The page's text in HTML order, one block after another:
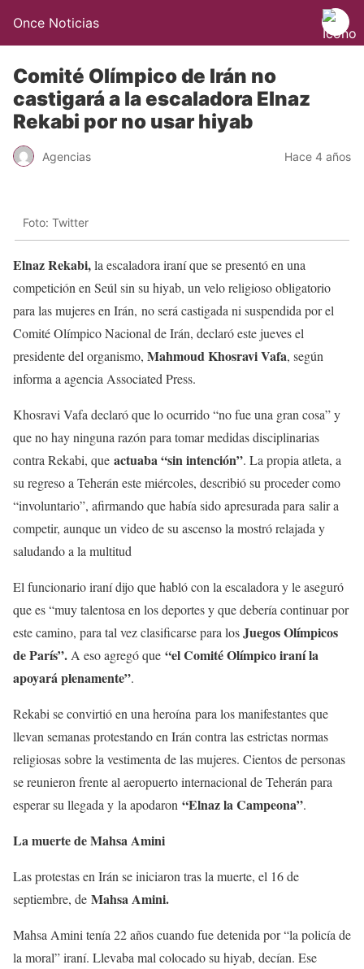
Once Noticias
Comité Olímpico de Irán no
castigará a la escaladora Elnaz
Rekabi por no usar hiyab
Agencias Hace 4 años
Foto: Twitter
Elnaz Rekabi,la escaladora iraní que se presentó en una
competición en Seúl sin su hiyab, un velo religioso obligatorio
para las mujeres en Irán, no será castigada ni suspendida por el
Comité Olímpico Nacional de Irán, declaró este jueves el
presidente del organismo, Mahmoud Khosravi Vafa, según
informa a agencia Associated Press.
Khosravi Vafa declaró que lo ocurrido “no fue una gran cosa” y
que no hay ninguna razón para tomar medidas disciplinarias
contra Rekabi, que actuaba “sin intención”. La propia atleta, a
su regreso a Teherán este miércoles, describió su proceder como
“involuntario”, afirmando que había sido apresurada para salir a
competir, aunque un video de su ascenso la mostró relajada y
saludando a la multitud
El funcionario iraní dijo que habló con la escaladora y le aseguró
que es “muy talentosa en los deportes y que debería continuar por
este camino, para tal vez clasificarse para losJuegos Olímpicos
de París”. A eso agregó que “el Comité Olímpico iraní la
apoyará plenamente”.
Rekabi se convirtió en una heroína para los manifestantes que
llevan semanas protestando en Irán contra las estrictas normas
religiosas sobre la vestimenta de las mujeres. Cientos de personas
se reunieron frente al aeropuerto internacional de Teherán para
esperar su llegada y la apodaron “Elnaz la Campeona”.
La muerte de Mahsa Amini
Las protestas en Irán se iniciaron tras la muerte, el 16 de
septiembre, de Mahsa Amini.
Mahsa Amini tenía 22 años cuando fue detenida por “la policía de
la moral” iraní. Llevaba mal colocado su hiyab, decían. Ese